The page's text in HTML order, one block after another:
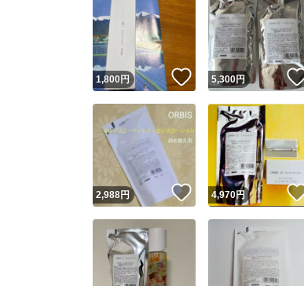
1,800円 いいね！
5,300円
2,988円 いいね！
4,970円